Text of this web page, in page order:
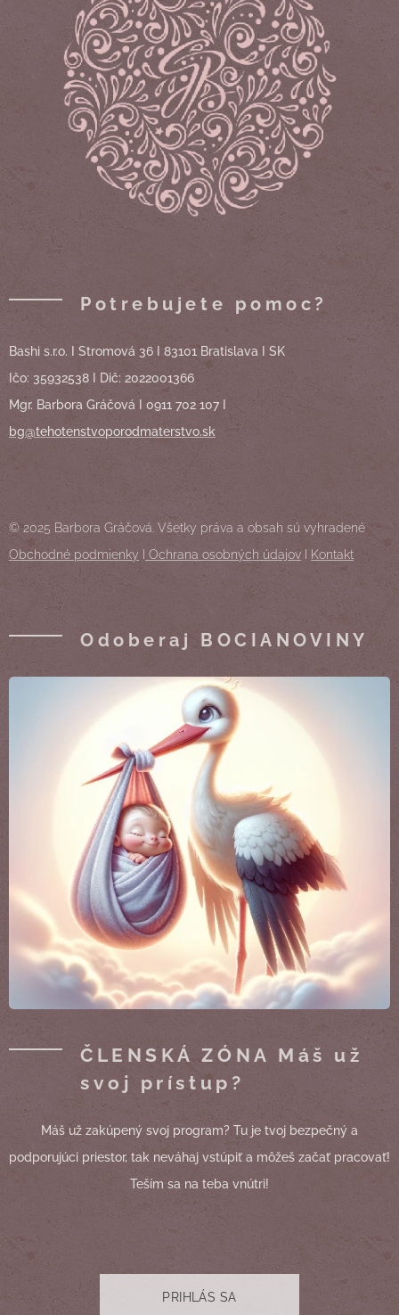
Potrebujete pomoc?
Bashi s.r.o. I Stromová 36 I 83101 Bratislava I SK
Ičo: 35932538 I Dič: 2022001366
Mgr. Barbora Gráčová I 0911 702 107 I
bg@tehotenstvoporodmaterstvo.sk
© 2025 Barbora Gráčová. Všetky práva a obsah sú vyhradené
Obchodné podmienky I Ochrana osobných údajov I Kontakt
Odoberaj BOCIANOVINY
ČLENSKÁ ZÓNA Máš už
svoj prístup?
Máš už zakúpený svoj program? Tu je tvoj bezpečný a
podporujúci priestor, tak neváhaj vstúpiť a môžeš začať pracovať!
Teším sa na teba vnútri!
PRIHLÁS SA